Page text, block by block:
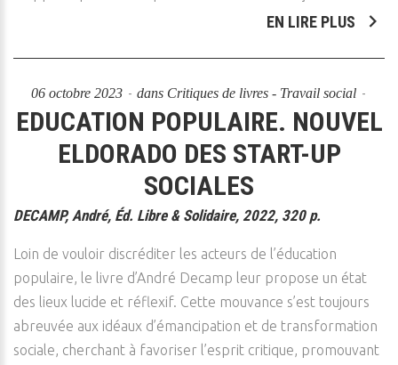
EN LIRE PLUS
06 octobre 2023 dans Critiques de livres - Travail social
EDUCATION POPULAIRE. NOUVEL
ELDORADO DES START-UP
SOCIALES
DECAMP, André, Éd. Libre & Solidaire, 2022, 320 p.
Loin de vouloir discréditer les acteurs de l’éducation
populaire, le livre d’André Decamp leur propose un état
des lieux lucide et réflexif. Cette mouvance s’est toujours
abreuvée aux idéaux d’émancipation et de transformation
sociale, cherchant à favoriser l’esprit critique, promouvant